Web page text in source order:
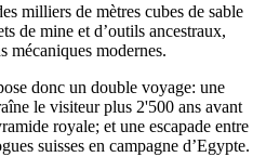
milliers de mètres cubes de sable
de mine et d’outils ancestraux,
mécaniques modernes.
donc un double voyage: une
le visiteur plus 2'500 ans avant
royale; et une escapade entre
suisses en campagne d’Egypte.